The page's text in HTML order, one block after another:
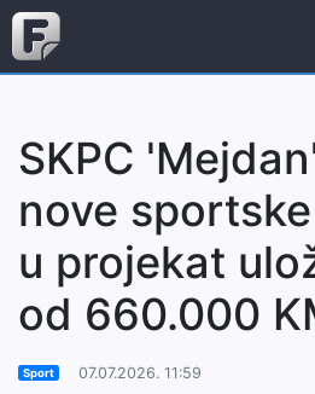
SKPC
nove
u projekat
od 660.000
Sport 07.07.2026. 11:59